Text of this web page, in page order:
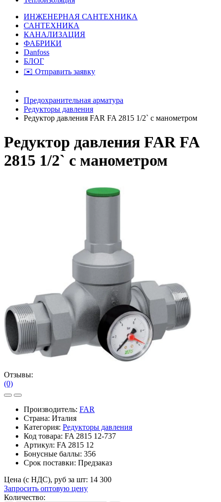
ИНЖЕНЕРНАЯ САНТЕХНИКА
САНТЕХНИКА
КАНАЛИЗАЦИЯ
ФАБРИКИ
Danfoss
БЛОГ
✉️ Отправить заявку
Предохранительная арматура
Редукторы давления
Редуктор давления FAR FA 2815 1/2` с манометром
Редуктор давления FAR FA
2815 1/2` с манометром
Отзывы:
(0)
Производитель: FAR
Страна: Италия
Категория: Редукторы давления
Код товара: FA 2815 12-737
Артикул: FA 2815 12
Бонусные баллы: 356
Срок поставки: Предзаказ
Цена (с НДС), руб за шт: 14 300
Запросить оптовую цену
Количество: